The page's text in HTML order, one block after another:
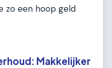
zo een hoop geld
Makkelijker